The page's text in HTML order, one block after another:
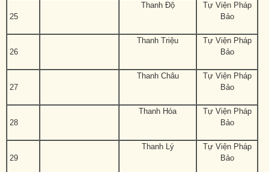
25
Thanh Độ
Tự Viện Pháp
Bảo
26
Thanh Triệu
Tự Viện Pháp
Bảo
27
Thanh Châu
Tự Viện Pháp
Bảo
28
Thanh Hóa
Tự Viện Pháp
Bảo
29
Thanh Lý
Tự Viện Pháp
Bảo